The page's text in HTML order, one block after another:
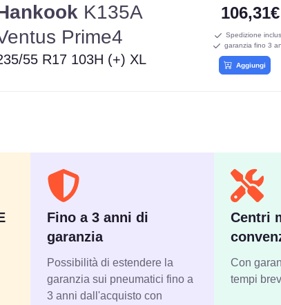
K135A
Prime4
55 R17 103H (+) XL
106,31€
Spedizione
garanzia fino 3
Aggiungi
Fino a 3 anni di
garanzia
Possibilità di estendere la
garanzia sui pneumatici fino a
3 anni dall'acquisto con
Centri
Con
tempi